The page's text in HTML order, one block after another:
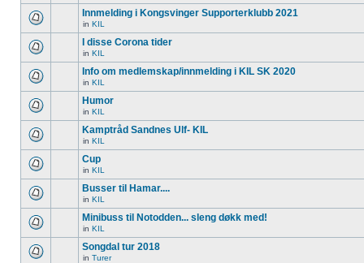
Innmelding i Kongsvinger Supporterklubb 2021
in KIL
I disse Corona tider
in KIL
Info om medlemskap/innmelding i KIL SK 2020
in KIL
Humor
in KIL
Kamptråd Sandnes Ulf- KIL
in KIL
Cup
in KIL
Busser til Hamar....
in KIL
Minibuss til Notodden... sleng døkk med!
in KIL
Songdal tur 2018
in Turer